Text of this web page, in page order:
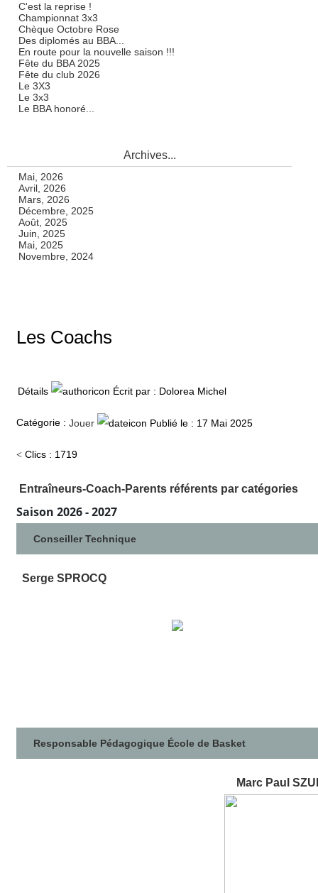
C'est la reprise !
Championnat 3x3
Chèque Octobre Rose
Des diplomés au BBA...
En route pour la nouvelle saison !!!
Fête du BBA 2025
Fête du club 2026
Le 3X3
Le 3x3
Le BBA honoré...
Archives...
Mai, 2026
Avril, 2026
Mars, 2026
Décembre, 2025
Août, 2025
Juin, 2025
Mai, 2025
Novembre, 2024
Les Coachs
Détails Écrit par : Dolorea Michel
Catégorie :Jouer Publié le : 17 Mai 2025
Clics : 1719
Entraîneurs-Coach-Parents référents par catégories
Saison 2026 - 2027
Conseiller Technique
Serge SPROCQ
Responsable Pédagogique École de Basket
Marc Paul